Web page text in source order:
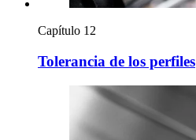
Capítulo 12
Tolerancia de los perfiles